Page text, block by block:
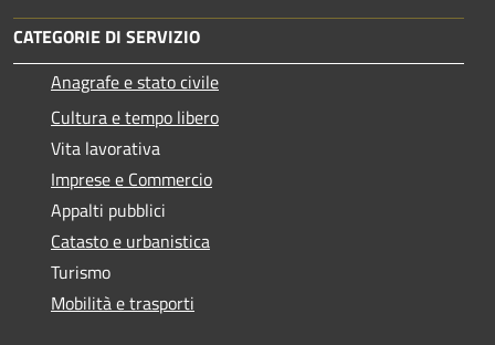
CATEGORIE DI SERVIZIO
Anagrafe e stato civile
Cultura e tempo libero
Vita lavorativa
Imprese e Commercio
Appalti pubblici
Catasto e urbanistica
Turismo
Mobilità e trasporti